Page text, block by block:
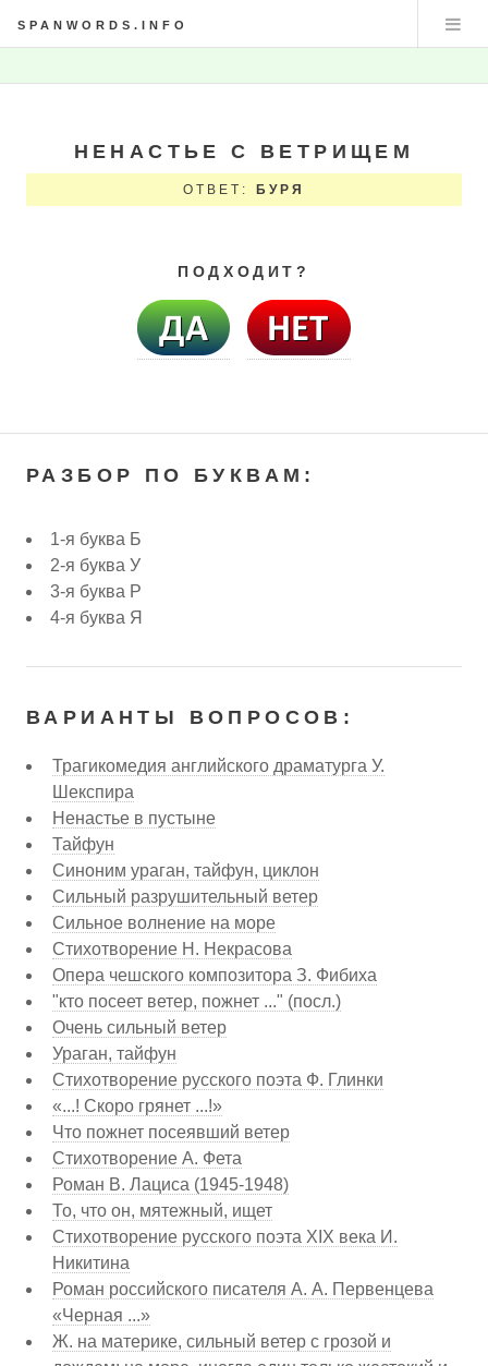
SPANWORDS.INFO
НЕНАСТЬЕ С ВЕТРИЩЕМ
ОТВЕТ: БУРЯ
ПОДХОДИТ?
РАЗБОР ПО БУКВАМ:
1-я буква Б
2-я буква У
3-я буква Р
4-я буква Я
ВАРИАНТЫ ВОПРОСОВ:
Трагикомедия английского драматурга У.
Шекспира
Ненастье в пустыне
Тайфун
Синоним ураган, тайфун, циклон
Сильный разрушительный ветер
Сильное волнение на море
Стихотворение Н. Некрасова
Опера чешского композитора З. Фибиха
"кто посеет ветер, пожнет ..." (посл.)
Очень сильный ветер
Ураган, тайфун
Стихотворение русского поэта Ф. Глинки
«...! Скоро грянет ...!»
Что пожнет посеявший ветер
Стихотворение А. Фета
Роман В. Лациса (1945-1948)
То, что он, мятежный, ищет
Стихотворение русского поэта XIX века И.
Никитина
Роман российского писателя А. А. Первенцева
«Черная ...»
Ж. на материке, сильный ветер с грозой и